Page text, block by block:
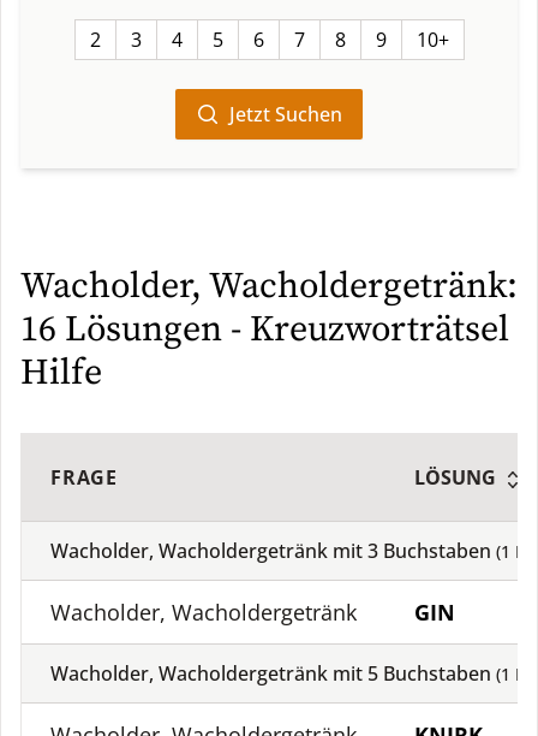
2 3 4 5 6 7 8 9 10+
Jetzt Suchen
Wacholder, Wacholdergetränk:
16 Lösungen - Kreuzworträtsel
Hilfe
FRAGE LÖSUNG
Wacholder, Wacholdergetränk mit3 Buchstaben (1
Wacholder, Wacholdergetränk GIN
Wacholder, Wacholdergetränk mit 5 Buchstaben (1